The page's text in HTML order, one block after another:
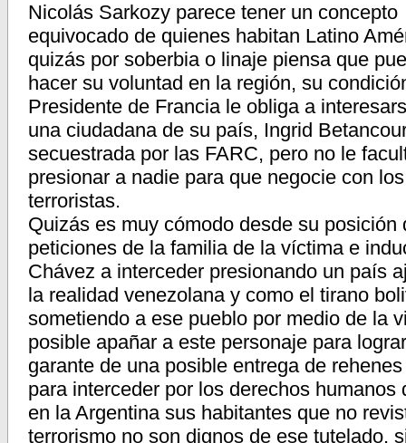
Nicolás Sarkozy parece tener un concepto
equivocado de quienes habitan Latino
quizás por soberbia o linaje piensa que
hacer su voluntad en la región, su
Presidente de Francia le obliga a
una ciudadana de su país, Ingrid
secuestrada por las FARC, pero no le
presionar a nadie para que negocie con los
terroristas.
Quizás es muy cómodo desde su
peticiones de la familia de la víctima e
Chávez a interceder presionando un país
la realidad venezolana y como el tirano
sometiendo a ese pueblo por medio de la
posible apañar a este personaje para
garante de una posible entrega de
para interceder por los derechos
en la Argentina sus habitantes que no
terrorismo no son dignos de ese tutelado,